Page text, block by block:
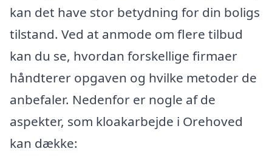
kan det have stor betydning for din boligs
tilstand. Ved at anmode om flere tilbud
kan du se, hvordan forskellige firmaer
håndterer opgaven og hvilke metoder de
anbefaler. Nedenfor er nogle af de
aspekter, som kloakarbejde i Orehoved
kan dække: